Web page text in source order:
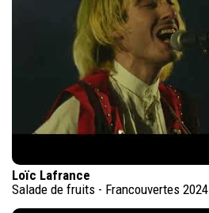
Loïc Lafrance
Salade de fruits - Francouvertes 2024